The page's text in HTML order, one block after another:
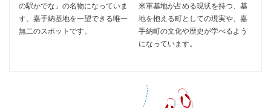
の駅かでな」の名物になっていま
す、嘉手納基地を一望できる唯一
無二のスポットです。
米軍基地が占める現状を持つ、基
地を抱える町としての現実や、嘉
手納町の文化や歴史が学べるよう
になっています。